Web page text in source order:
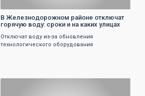
В Железнодорожном районе отключат
горячую воду: сроки и на каких улицах
Отключат воду из-за обновления
технологического оборудования